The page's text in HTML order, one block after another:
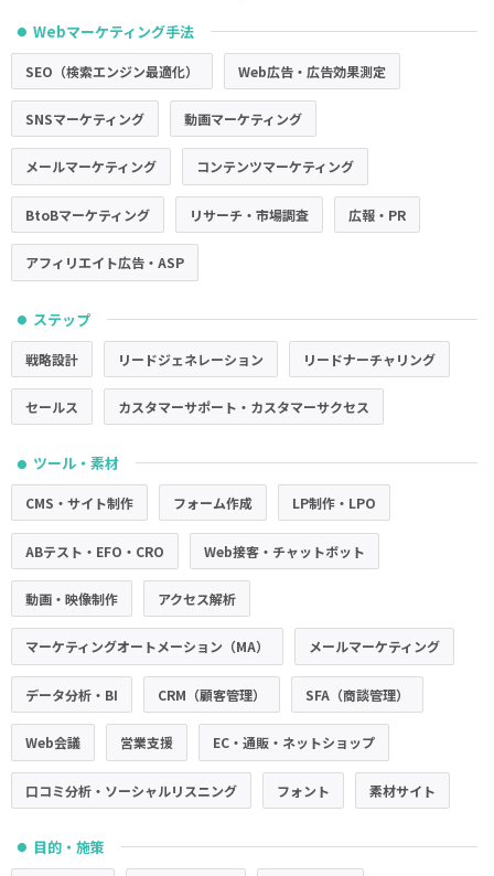
● Webマーケティング手法
SEO（検索エンジン最適化） Web広告・広告効果測定
SNSマーケティング 動画マーケティング
メールマーケティング コンテンツマーケティング
BtoBマーケティング リサーチ・市場調査 広報・PR
アフィリエイト広告・ASP
● ステップ
戦略設計 リードジェネレーション リードナーチャリング
セールス カスタマーサポート・カスタマーサクセス
● ツール・素材
CMS・サイト制作 フォーム作成 LP制作・LPO
ABテスト・EFO・CRO Web接客・チャットボット
動画・映像制作 アクセス解析
マーケティングオートメーション（MA） メールマーケティング
データ分析・BI CRM（顧客管理） SFA（商談管理）
Web会議 営業支援 EC・通販・ネットショップ
口コミ分析・ソーシャルリスニング フォント 素材サイト
● 目的・施策